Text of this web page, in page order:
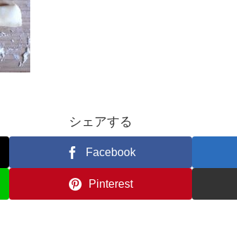
シェアする
Facebook
Pinterest